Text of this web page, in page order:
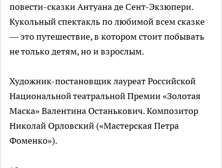
повести-сказки Антуана де Сент-Экзюпери.
Кукольный спектакль по любимой всем сказке
— это путешествие, в котором стоит побывать
не только детям, но и взрослым.
Художник-постановщик лауреат Российской
Национальной театральной Премии «Золотая
Маска» Валентина Останькович. Композитор
Николай Орловский («Мастерская Петра
Фоменко»).